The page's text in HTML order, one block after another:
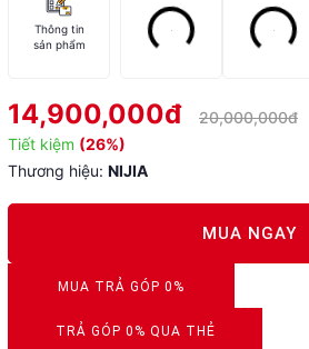
Thông tin
sản phẩm
14,900,000đ
20,000,000đ
Tiết kiệm (26%)
Thương hiệu: NIJIA
MUA NGAY
MUA TRẢ GÓP 0%
DUYỆT HỒ SƠ RONG 5 PHÚT
TRẢ GÓP 0% QUA THẺ